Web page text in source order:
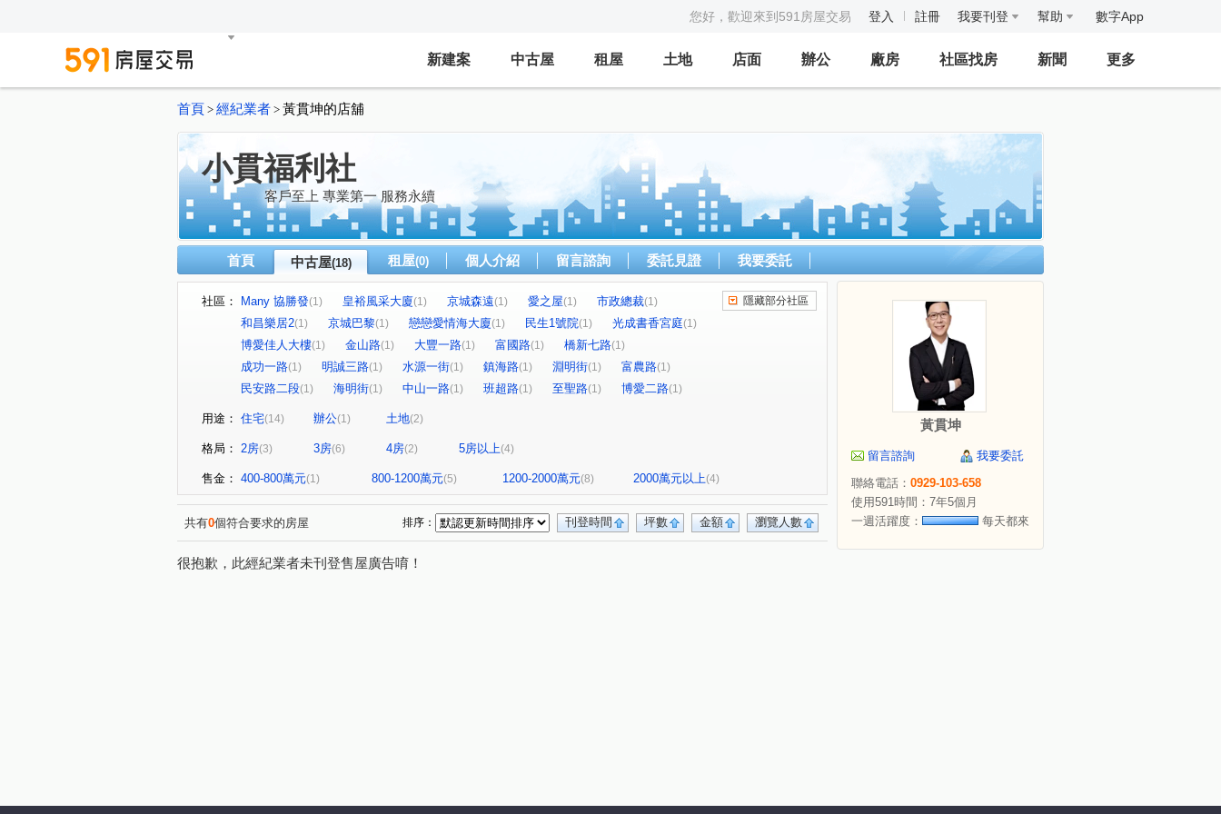
您好，歡迎來到591房屋交易 登入 註冊 我要刊登 幫助 數字App
新建案 中古屋 租屋 土地 店面 辦公 廠房 社區找房 新聞 更多
首頁 > 經紀業者 > 黃貫坤的店舖
小貫福利社
客戶至上 專業第一 服務永續
首頁 中古屋(18) 租屋(0) 個人介紹 留言諮詢 委託見證 我要委託
社區： Many 協勝發(1) 皇裕風采大廈(1) 京城森遠(1) 愛之屋(1) 市政總裁(1)
和昌樂居2(1) 京城巴黎(1) 戀戀愛情海大廈(1) 民生1號院(1) 光成書香宮庭(1)
博愛佳人大樓(1) 金山路(1) 大豐一路(1) 富國路(1) 橋新七路(1)
成功一路(1) 明誠三路(1) 水源一街(1) 鎮海路(1) 淵明街(1) 富農路(1)
民安路二段(1) 海明街(1) 中山一路(1) 班超路(1) 至聖路(1) 博愛二路(1)
隱藏部分社區
用途： 住宅(14) 辦公(1) 土地(2)
格局： 2房(3) 3房(6) 4房(2) 5房以上(4)
售金： 400-800萬元(1) 800-1200萬元(5) 1200-2000萬元(8) 2000萬元以上(4)
共有0個符合要求的房屋 瀏覽人數
金額
坪數
刊登時間
排序：
很抱歉，此經紀業者未刊登售屋廣告唷！
黃貫坤
留言諮詢
我要委託
聯絡電話： 0929-103-658
使用591時間：7年5個月
一週活躍度：
每天都來